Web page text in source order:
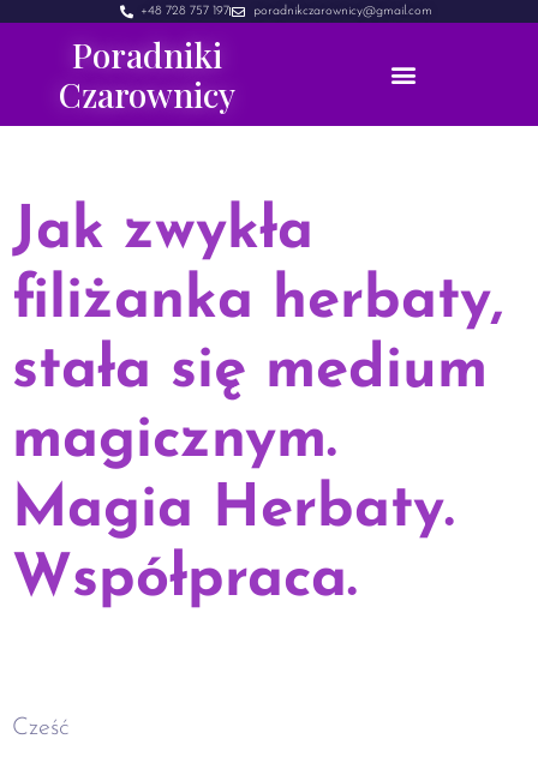
+48 728 757 197 poradnikczarownicy@gmail.com
Poradniki
Czarownicy
Jak zwykła
filiżanka herbaty,
stała się medium
magicznym.
Magia Herbaty.
Współpraca.
Cześć